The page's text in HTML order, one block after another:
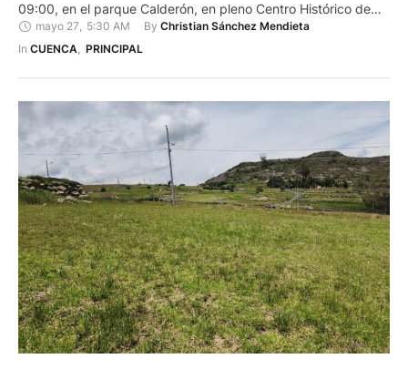
09:00, en el parque Calderón, en pleno Centro Histórico de
Cuenca, para protestar contra el Municipio de Cuenca. Ellos
rechazan la reforma a la Ordenanza que regula el Uso,
mayo 27 5:30 AM By Christian Sánchez Mendieta
In CUENCA, PRINCIPAL